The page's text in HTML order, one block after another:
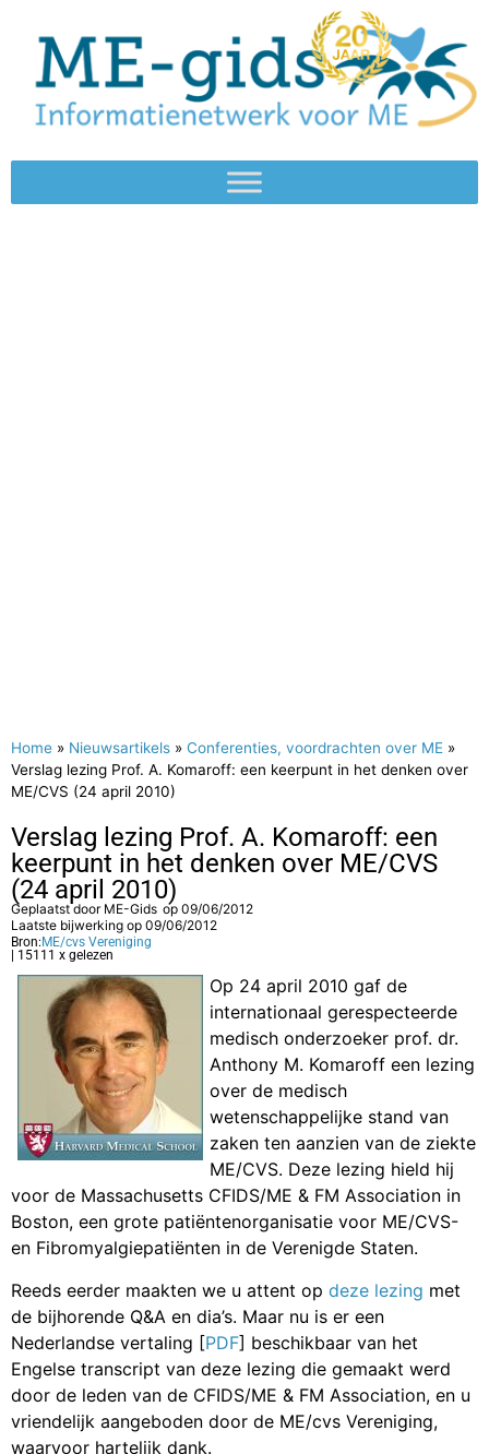
Home » Nieuwsartikels » Conferenties, voordrachten over ME »
Verslag lezing Prof. A. Komaroff: een keerpunt in het denken over
ME/CVS (24 april 2010)
Verslag lezing Prof. A. Komaroff: een
keerpunt in het denken over ME/CVS
(24 april 2010)
Geplaatst door ME-Gids op 09/06/2012
Laatste bijwerking op 09/06/2012
Bron: ME/cvs Vereniging
| 15111 x gelezen
Op 24 april 2010 gaf de
internationaal gerespecteerde
medisch onderzoeker prof. dr.
Anthony M. Komaroff een lezing
over de medisch
wetenschappelijke stand van
zaken ten aanzien van de ziekte
ME/CVS. Deze lezing hield hij
voor de Massachusetts CFIDS/ME & FM Association in
Boston, een grote patiëntenorganisatie voor ME/CVS-
en Fibromyalgiepatiënten in de Verenigde Staten.
Reeds eerder maakten we u attent op deze lezing met
de bijhorende Q&A en dia’s. Maar nu is er een
Nederlandse vertaling [PDF] beschikbaar van het
Engelse transcript van deze lezing die gemaakt werd
door de leden van de CFIDS/ME & FM Association, en u
vriendelijk aangeboden door de ME/cvs Vereniging,
waarvoor hartelijk dank.